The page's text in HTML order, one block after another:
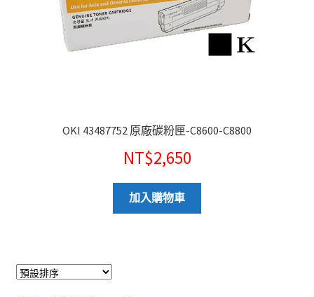
OKI 43487752 原廠碳粉匣-C8600-C8800
NT$2,650
加入購物車